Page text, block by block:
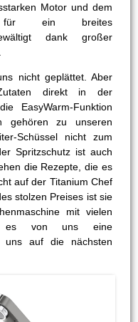
Motor und dem
für ein breites
dank großer
nicht geplättet. Aber
direkt in der
EasyWarm-Funktion
gehören zu unseren
Schüssel nicht zum
Spritzschutz ist auch
die Rezepte, die es
auf der Titanium Chef
stolzen Preises ist sie
mit vielen
es von uns eine
uns auf die nächsten